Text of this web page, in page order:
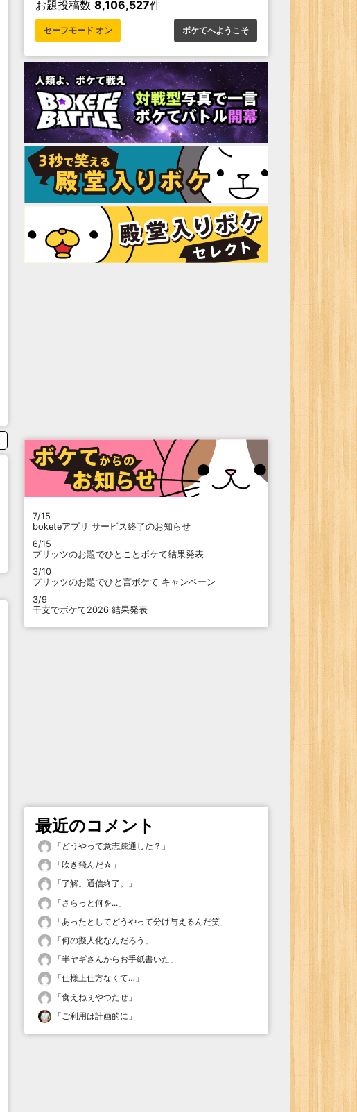
お題投稿数 8,106,527件
セーフモード オン ボケてへようこそ
7/15
boketeアプリ サービス終了のお知らせ
6/15
プリッツのお題でひとことボケて結果発表
3/10
プリッツのお題でひと言ボケて キャンペーン
3/9
干支でボケて2026 結果発表
最近のコメント
「 どうやって意志疎通した？ 」
「吹き飛んだ☆ 」
「了解。通信終了。
」
「さらっと何を... 」
「あったとしてどうやって分け与えるんだ笑 」
「何の擬人化なんだろう 」
「半ヤギさんからお手紙書いた 」
「仕様上仕方なくて… 」
「食えねぇやつだぜ」
「 ご利用は計画的に 」